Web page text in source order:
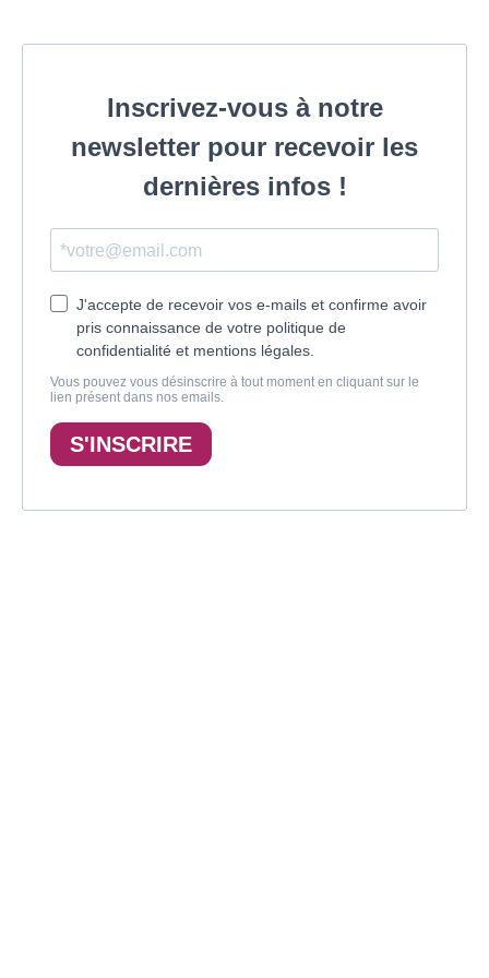
Inscrivez-vous à notre
newsletter pour recevoir les
dernières infos !
J'accepte de recevoir vos e-mails et confirme avoir
pris connaissance de votre politique de
confidentialité et mentions légales.
Vous pouvez vous désinscrire à tout moment en cliquant sur le
lien présent dans nos emails.
S'INSCRIRE